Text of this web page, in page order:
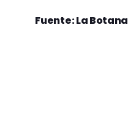
Fuente: La Botana